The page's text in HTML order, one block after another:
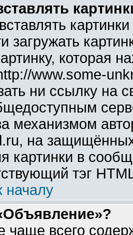
загружать
которая
www.some-
ни ссылку на
механизмом
на
картинки в
тэг
началу
чаще всего